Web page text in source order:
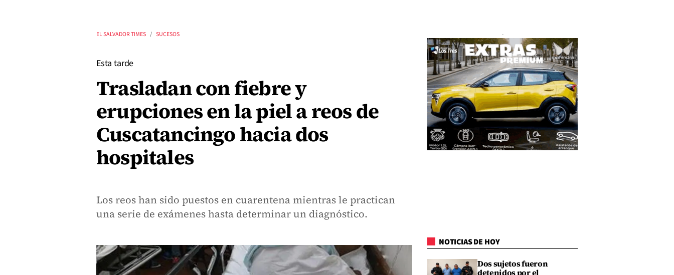
EL SALVADOR TIMES SUCESOS
Esta tarde
Trasladan con fiebre y
erupciones en la piel a reos de
Cuscatancingo hacia dos
hospitales
Los reos han sido puestos en cuarentena mientras le practican
una serie de exámenes hasta determinar un diagnóstico.
NOTICIAS DE HOY
Dos sujetos fueron
detenidos por el